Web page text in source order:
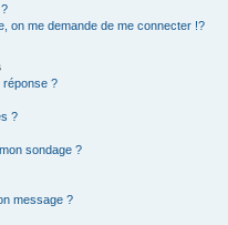
on me demande de me connecter !?
réponse ?
?
sondage ?
message ?